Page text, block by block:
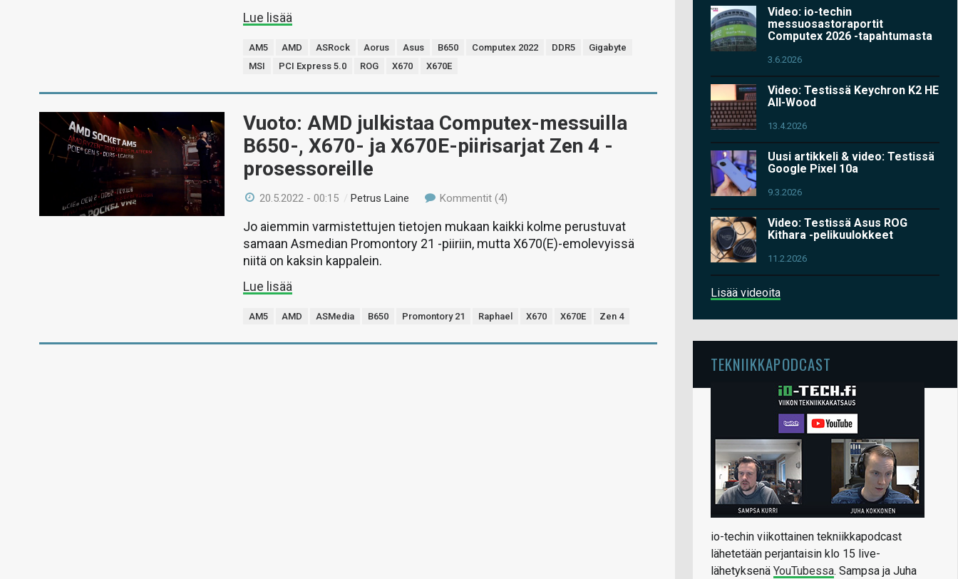
Lue lisää
AM5 AMD ASRock Aorus Asus B650 Computex 2022 DDR5
Gigabyte
MSI
PCI Express 5.0 ROG X670 X670E
Vuoto: AMD julkistaa Computex-messuilla
B650-, X670- ja X670E-piirisarjat Zen 4 -
prosessoreille
20.5.2022 - 00:15 /Petrus Laine Kommentit (4)
Jo aiemmin varmistettujen tietojen mukaan kaikki kolme perustuvat
samaan Asmedian Promontory 21 -piiriin, mutta X670(E)-emolevyissä
niitä on kaksin kappalein.
Lue lisää
AM5 AMD ASMedia B650 Promontory 21 Raphael X670 X670E Zen 4
Video: io-techin
messuosastoraportit
Computex 2026 -tapahtumasta
3.6.2026
Video: Testissä Keychron K2 HE
All-Wood
13.4.2026
Uusi artikkeli & video: Testissä
Google Pixel 10a
9.3.2026
Video: Testissä Asus ROG
Kithara -pelikuulokkeet
11.2.2026
Lisää videoita
TEKNIIKKAPODCAST
io-techin viikottainen tekniikkapodcast
lähetetään perjantaisin klo 15 live-
lähetyksenä YouTubessa. Sampsa ja Juha